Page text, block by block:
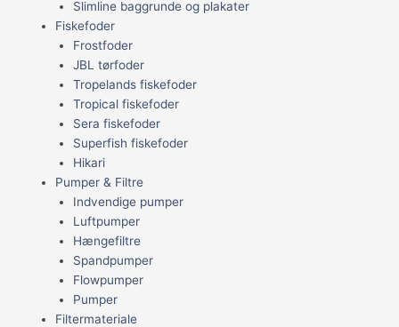
Slimline baggrunde og plakater
Fiskefoder
Frostfoder
JBL tørfoder
Tropelands fiskefoder
Tropical fiskefoder
Sera fiskefoder
Superfish fiskefoder
Hikari
Pumper & Filtre
Indvendige pumper
Luftpumper
Hængefiltre
Spandpumper
Flowpumper
Pumper
Filtermateriale